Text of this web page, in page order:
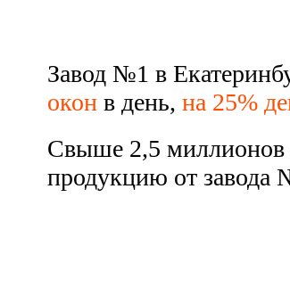
Завод №1 в
оконв день, на 25%
Свыше 2,5 миллионов
продукцию от завода